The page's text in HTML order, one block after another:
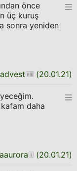
önce
üç kuruş
sonra yeniden
advest (20.01.21)
kafam daha
(20.01.21)